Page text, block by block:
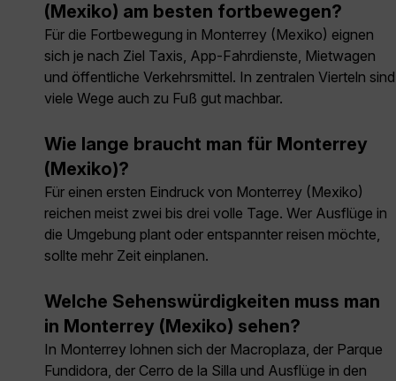
(Mexiko) am besten fortbewegen?
Für die Fortbewegung in Monterrey (Mexiko) eignen
sich je nach Ziel Taxis, App-Fahrdienste, Mietwagen
und öffentliche Verkehrsmittel. In zentralen Vierteln sind
viele Wege auch zu Fuß gut machbar.
Wie lange braucht man für Monterrey
(Mexiko)?
Für einen ersten Eindruck von Monterrey (Mexiko)
reichen meist zwei bis drei volle Tage. Wer Ausflüge in
die Umgebung plant oder entspannter reisen möchte,
sollte mehr Zeit einplanen.
Welche Sehenswürdigkeiten muss man
in Monterrey (Mexiko) sehen?
In Monterrey lohnen sich der Macroplaza, der Parque
Fundidora, der Cerro de la Silla und Ausflüge in den